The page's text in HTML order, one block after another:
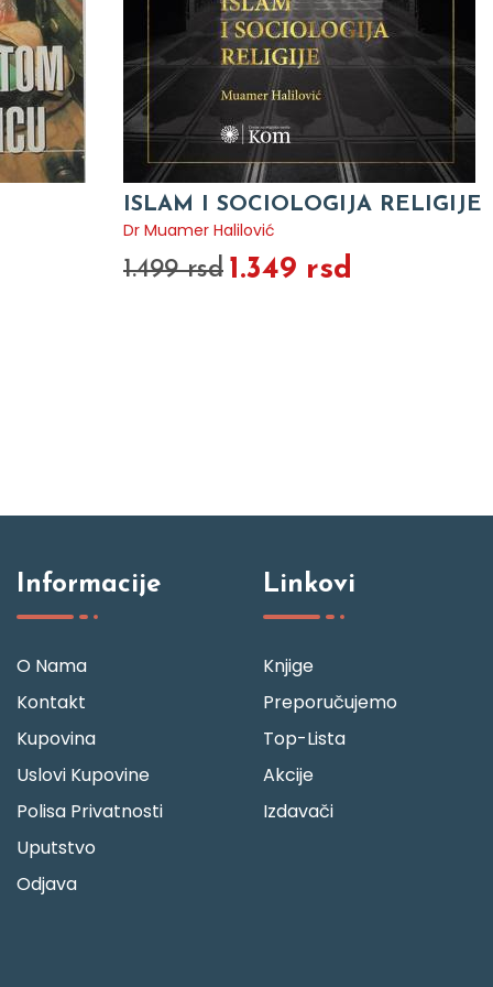
ISLAM I SOCIOLOGIJA RELIGIJE
Dr Muamer Halilović
1.499 rsd 1.349 rsd
Informacije
O Nama
Kontakt
Kupovina
Uslovi Kupovine
Polisa Privatnosti
Uputstvo
Odjava
Linkovi
Knjige
Preporučujemo
Top-Lista
Akcije
Izdavači